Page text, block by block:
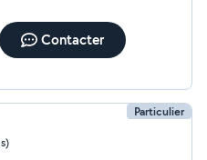
Contacter
Particulier